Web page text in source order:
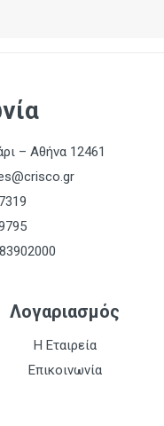
– Αθήνα 12461
Λογαριασμός
Η Εταιρεία
Επικοινωνία